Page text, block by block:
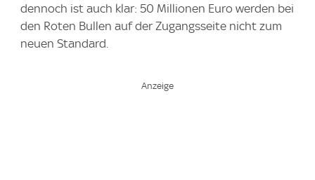
dennoch ist auch klar: 50 Millionen Euro werden bei
den Roten Bullen auf der Zugangsseite nicht zum
neuen Standard.